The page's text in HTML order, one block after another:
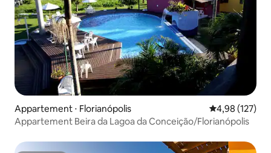
Appartement ⋅ Florianópolis Évaluation
4,98 (127)
Appartement Beira da Lagoa da Conceição/Florianópolis